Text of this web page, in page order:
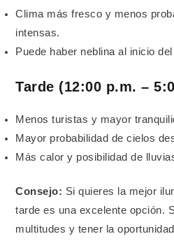
Clima más fresco y menos
intensas.
Puede haber neblina al inicio
Tarde (12:00 p.m. –
Menos turistas y mayor
Mayor probabilidad de cielos
Más calor y posibilidad de
Consejo: Si quieres la mejor
tarde es una excelente opción.
multitudes y tener la